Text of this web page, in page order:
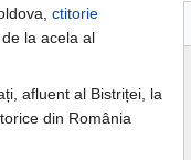
ctitorie
la acela al
afluent al Bistriței, la
din România